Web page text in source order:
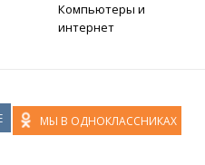
Компьютеры и
интернет
МЫ В ОДНОКЛАССНИКАХ